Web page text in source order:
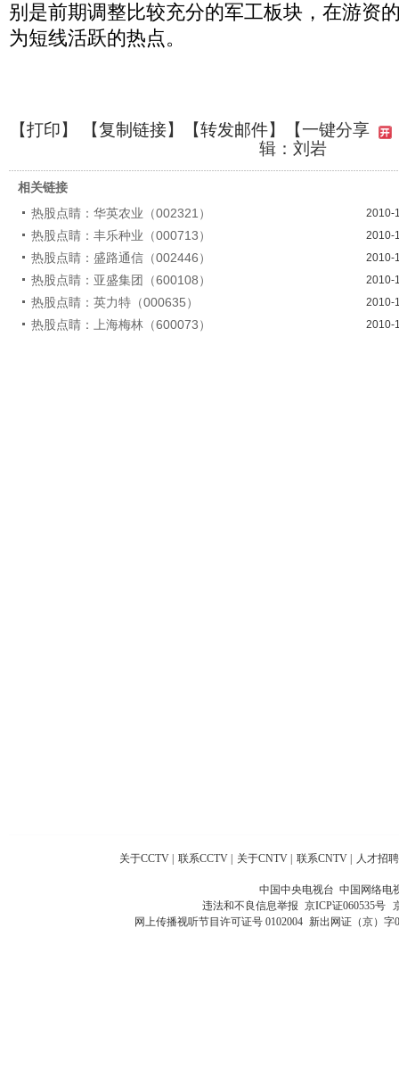
别是前期调整比较充分的军工板块，在游资
为短线活跃的热点。
【打印】 【复制链接】【转发邮件】
【一键分享
辑：刘岩
相关链接
热股点睛：华英农业（002321）
2010-
热股点睛：丰乐种业（000713） 2010-
热股点睛：盛路通信（002446） 2010-
热股点睛：亚盛集团（600108） 2010-
热股点睛：英力特（000635） 2010-
热股点睛：上海梅林（600073） 2010-
关于CCTV 联系CCTV 关于CNTV 联系CNTV 人才招聘
中国中央电视台 中国网络电
违法和不良信息举报 京ICP证060535号
网上传播视听节目许可证号 0102004 新出网证（京）